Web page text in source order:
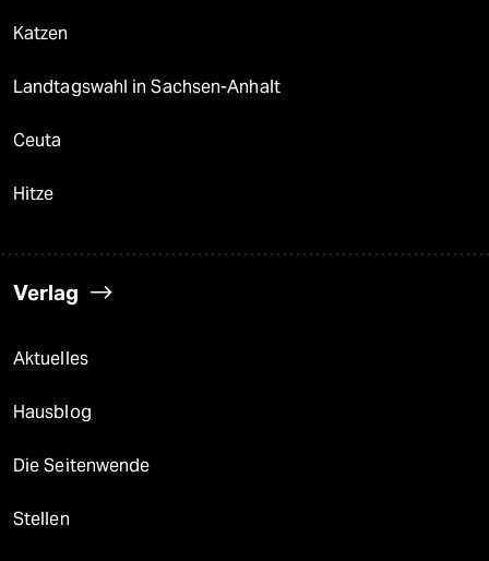
Katzen
Landtagswahl in Sachsen-Anhalt
Ceuta
Hitze
Verlag
Aktuelles
Hausblog
Die Seitenwende
Stellen